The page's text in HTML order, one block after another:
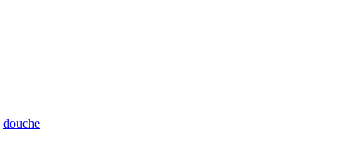
douche